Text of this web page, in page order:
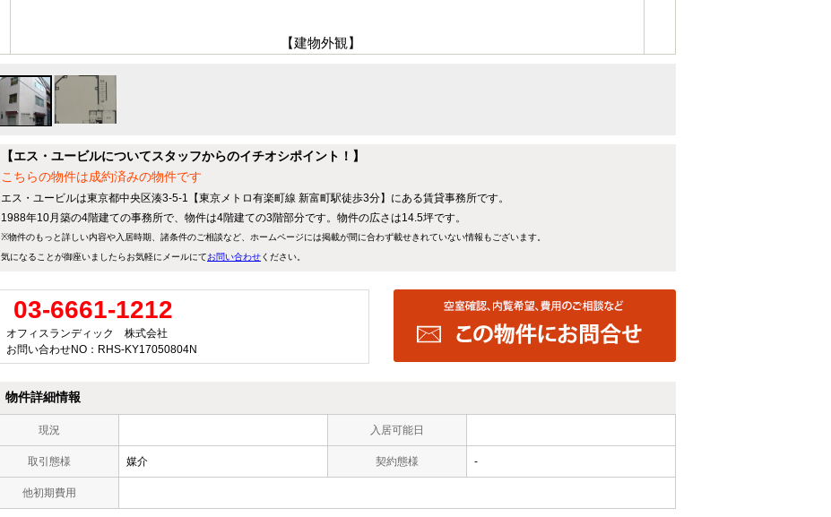
【建物外観】
【エス・ユービルについてスタッフからのイチオシポイント！】
こちらの物件は成約済みの物件です
エス・ユービルは東京都中央区湊3-5-1【東京メトロ有楽町線 新富町駅徒歩3分】にある賃貸事務所です。
1988年10月築の4階建ての事務所で、物件は4階建ての3階部分です。物件の広さは14.5坪です。
※物件のもっと詳しい内容や入居時期、諸条件のご相談など、ホームページには掲載が間に合わず載せきれていない情報もございます。
気になることが御座いましたらお気軽にメールにてお問い合わせください。
03-6661-1212
オフィスランディック 株式会社
お問い合わせNO：RHS-KY17050804N
物件詳細情報
現況 入居可能日
取引態様 媒介 契約態様 -
他初期費用